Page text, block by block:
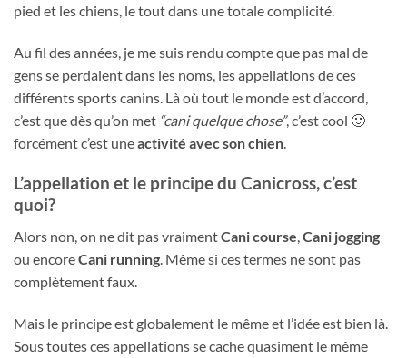
pied et les chiens, le tout dans une totale complicité.
Au fil des années, je me suis rendu compte que pas mal de
gens se perdaient dans les noms, les appellations de ces
différents sports canins. Là où tout le monde est d’accord,
c’est que dès qu’on met “cani quelque chose”, c’est cool 🙂
forcément c’est uneactivité avec son chien
L’appellation et le principe du Canicross, c’est
quoi?
Alors non, on ne dit pas vraimentCani course,Cani jogging
ou encoreCani running. Même si ces termes ne sont pas
complètement faux.
Mais le principe est globalement le même et l’idée est bien là.
Sous toutes ces appellations se cache quasiment le même